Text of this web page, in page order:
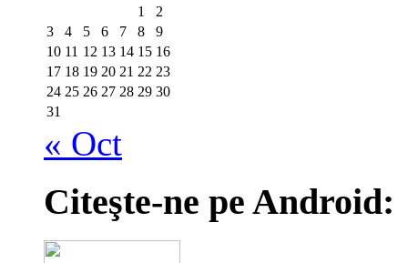
1
2
3
4 5 6 7 8
9
10 11 12 13 14 15 16
17 18 19 20 21 22 23
24 25 26 27 28 29 30
31
« Oct
Citeşte-ne pe Android: